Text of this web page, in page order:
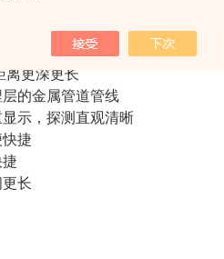
接收机两大部分组成，发射机
声响显示。探测地下金属管道（
带等优点。本仪器对非金属管
离更深更长
的金属管道管线
示，探测直观清晰
捷
长